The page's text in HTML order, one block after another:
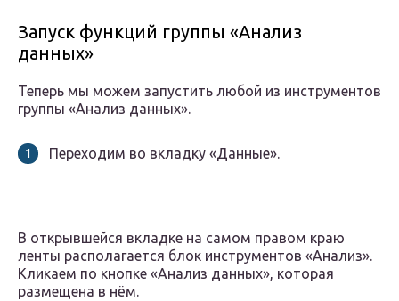
Запуск функций группы «Анализ
данных»
Теперь мы можем запустить любой из инструментов
группы «Анализ данных».
Переходим во вкладку «Данные».
В открывшейся вкладке на самом правом краю
ленты располагается блок инструментов «Анализ».
Кликаем по кнопке «Анализ данных», которая
размещена в нём.